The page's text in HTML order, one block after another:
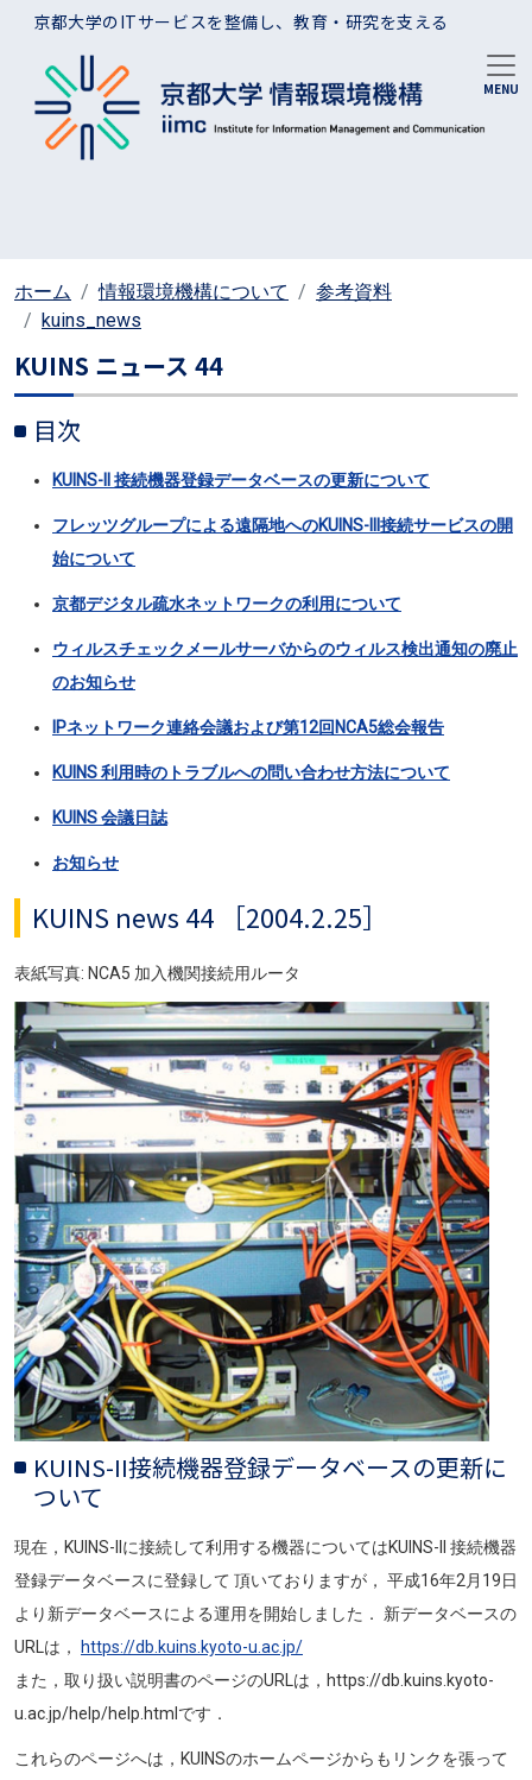
メインコンテンツに移動
京都大学のITサービスを整備し、教育・研究を支える
ホーム 情報環境機構について
参考資料
kuins_news
KUINS ニュース 44
目次
KUINS-II 接続機器登録データベースの更新について
フレッツグループによる遠隔地へのKUINS-III接続サービスの開
始について
京都デジタル疏水ネットワークの利用について
ウィルスチェックメールサーバからのウィルス検出通知の廃止
のお知らせ
IPネットワーク連絡会議および第12回NCA5総会報告
KUINS 利用時のトラブルへの問い合わせ方法について
KUINS 会議日誌
お知らせ
KUINS news 44 ［2004.2.25］
表紙写真: NCA5 加入機関接続用ルータ
画像
KUINS-II接続機器登録データベースの更新に
ついて
現在，KUINS-IIに接続して利用する機器についてはKUINS-II 接続機器
登録データベースに登録して 頂いておりますが， 平成16年2月19日
より新データベースによる運用を開始しました． 新データベースの
URLは， https://db.kuins.kyoto-u.ac.jp/
また，取り扱い説明書のページのURLは，https://db.kuins.kyoto-
u.ac.jp/help/help.htmlです．
これらのページへは，KUINSのホームページからもリンクを張って